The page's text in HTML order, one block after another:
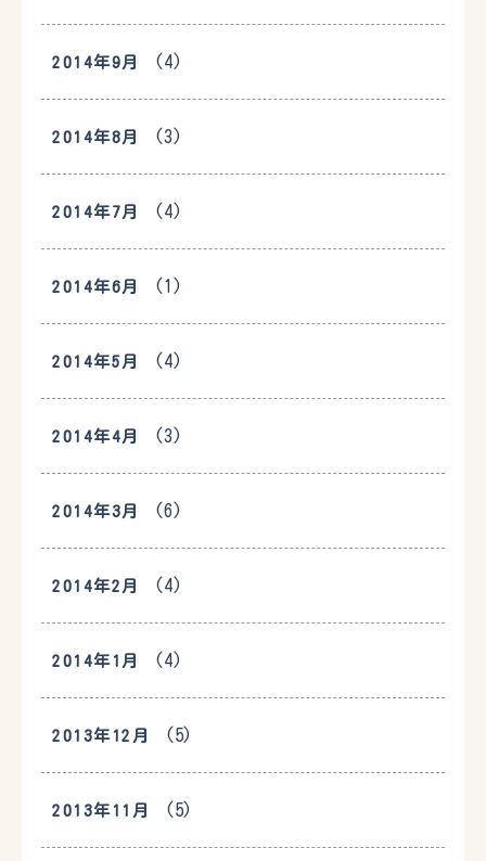
2014年9月 (4)
2014年8月 (3)
2014年7月 (4)
2014年6月 (1)
2014年5月 (4)
2014年4月 (3)
2014年3月 (6)
2014年2月 (4)
2014年1月 (4)
2013年12月 (5)
2013年11月 (5)